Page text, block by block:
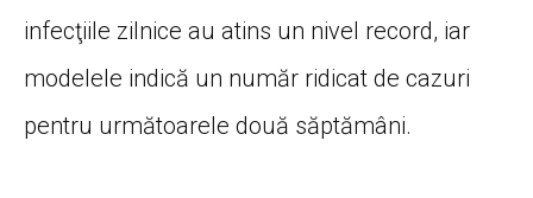
infecţiile zilnice au atins un nivel record, iar
modelele indică un număr ridicat de cazuri
pentru următoarele două săptămâni.